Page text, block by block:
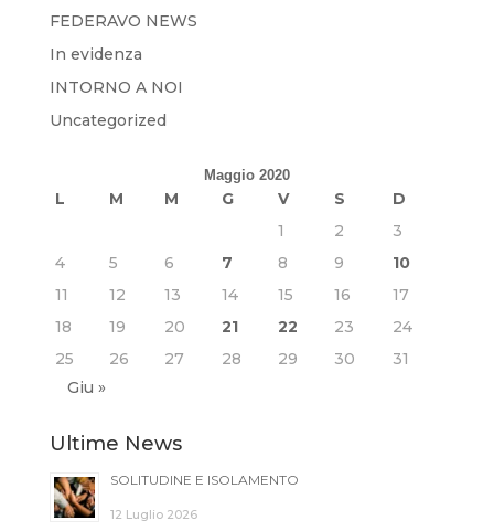
FEDERAVO NEWS
In evidenza
INTORNO A NOI
Uncategorized
Maggio 2020
L M M G V S
D
1
2
3
4
5 6 7 8 9
10
11
12 13 14 15 16
17
18
19 20 21 22 23
24
25
26 27 28 29 30
31
Giu »
Ultime News
SOLITUDINE E ISOLAMENTO
12 Luglio 2026